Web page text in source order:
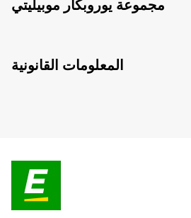
مجموعة يوروبكار موبيليتي
المعلومات القانونية